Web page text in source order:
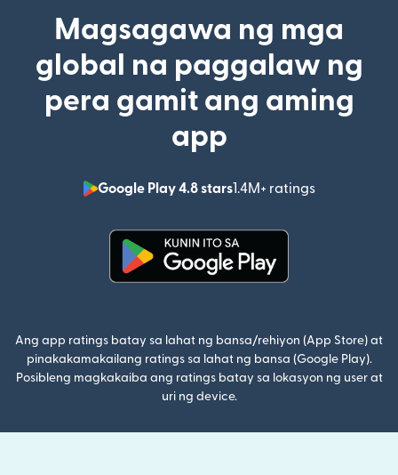
Magsagawa ng mga
global na paggalaw ng
pera gamit ang aming
app
Google Play 4.8 stars1.4M+ ratings
(bubukas
Ang app ratings batay sa lahat ng bansa/rehiyon (App Store) at
pinakakamakailang ratings sa lahat ng bansa (Google Play).
Posibleng magkakaiba ang ratings batay sa lokasyon ng user at
uri ng device.